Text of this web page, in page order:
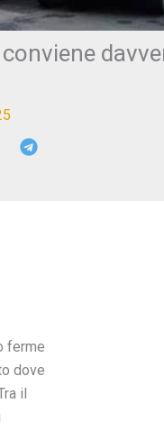
ferme
dove
il